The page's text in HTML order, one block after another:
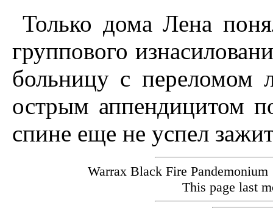
Только дома Лена
группового
больницу с переломом
острым аппендицитом
спине еще не успел
Warrax Black Fire
This page last